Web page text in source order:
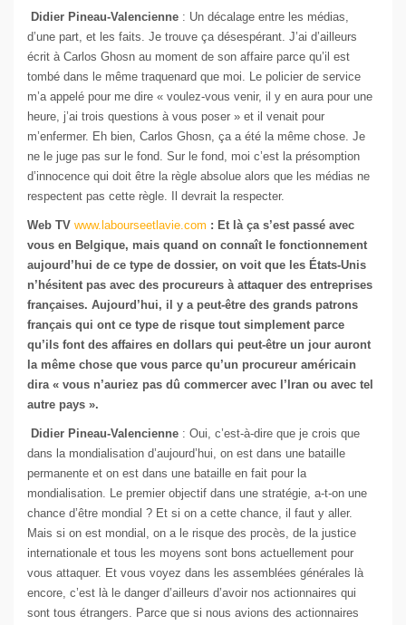
Didier Pineau-Valencienne : Un décalage entre les médias,
d’une part, et les faits. Je trouve ça désespérant. J’ai d’ailleurs
écrit à Carlos Ghosn au moment de son affaire parce qu’il est
tombé dans le même traquenard que moi. Le policier de service
m’a appelé pour me dire « voulez-vous venir, il y en aura pour une
heure, j’ai trois questions à vous poser » et il venait pour
m’enfermer. Eh bien, Carlos Ghosn, ça a été la même chose. Je
ne le juge pas sur le fond. Sur le fond, moi c’est la présomption
d’innocence qui doit être la règle absolue alors que les médias ne
respectent pas cette règle. Il devrait la respecter.
Web TV www.labourseetlavie.com : Et là ça s’est passé avec
vous en Belgique, mais quand on connaît le fonctionnement
aujourd’hui de ce type de dossier, on voit que les États-Unis
n’hésitent pas avec des procureurs à attaquer des entreprises
françaises. Aujourd’hui, il y a peut-être des grands patrons
français qui ont ce type de risque tout simplement parce
qu’ils font des affaires en dollars qui peut-être un jour auront
la même chose que vous parce qu’un procureur américain
dira « vous n’auriez pas dû commercer avec l’Iran ou avec tel
autre pays ».
Didier Pineau-Valencienne : Oui, c’est-à-dire que je crois que
dans la mondialisation d’aujourd’hui, on est dans une bataille
permanente et on est dans une bataille en fait pour la
mondialisation. Le premier objectif dans une stratégie, a-t-on une
chance d’être mondial ? Et si on a cette chance, il faut y aller.
Mais si on est mondial, on a le risque des procès, de la justice
internationale et tous les moyens sont bons actuellement pour
vous attaquer. Et vous voyez dans les assemblées générales là
encore, c’est là le danger d’ailleurs d’avoir nos actionnaires qui
sont tous étrangers. Parce que si nous avions des actionnaires